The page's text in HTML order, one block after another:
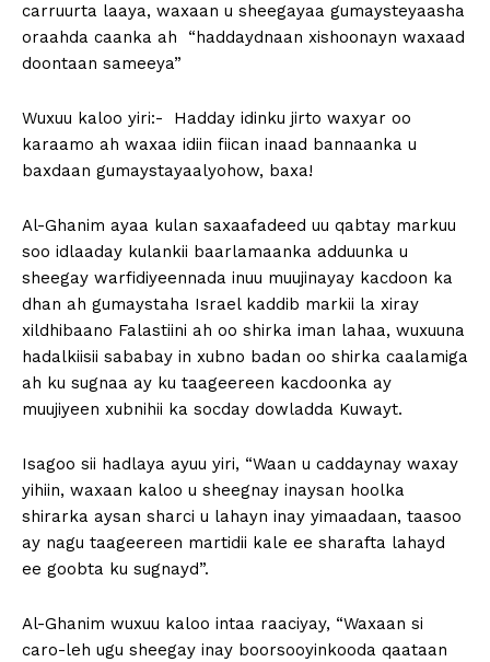
carruurta laaya, waxaan u sheegayaa gumaysteyaasha
oraahda caanka ah “haddaydnaan xishoonayn waxaad
doontaan sameeya”
Wuxuu kaloo yiri:- Hadday idinku jirto waxyar oo
karaamo ah waxaa idiin fiican inaad bannaanka u
baxdaan gumaystayaalyohow, baxa!
Al-Ghanim ayaa kulan saxaafadeed uu qabtay markuu
soo idlaaday kulankii baarlamaanka adduunka u
sheegay warfidiyeennada inuu muujinayay kacdoon ka
dhan ah gumaystaha Israel kaddib markii la xiray
xildhibaano Falastiini ah oo shirka iman lahaa, wuxuuna
hadalkiisii sababay in xubno badan oo shirka caalamiga
ah ku sugnaa ay ku taageereen kacdoonka ay
muujiyeen xubnihii ka socday dowladda Kuwayt.
Isagoo sii hadlaya ayuu yiri, “Waan u caddaynay waxay
yihiin, waxaan kaloo u sheegnay inaysan hoolka
shirarka aysan sharci u lahayn inay yimaadaan, taasoo
ay nagu taageereen martidii kale ee sharafta lahayd
ee goobta ku sugnayd”.
Al-Ghanim wuxuu kaloo intaa raaciyay, “Waxaan si
caro-leh ugu sheegay inay boorsooyinkooda qaataan